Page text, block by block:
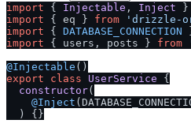
import { Injectable , Inject }
import { eq } from 'drizzle-
import { DATABASE_CONNECTION
import { users, posts } from
@Injectable
export
class UserService {
constructor(
@Inject
) {}